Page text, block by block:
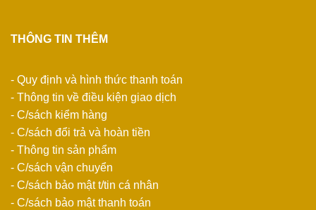
THÔNG TIN THÊM
- Quy định và hình thức thanh toán
- Thông tin về điều kiện giao dịch
- C/sách kiểm hàng
- C/sách đổi trả và hoàn tiền
- Thông tin sản phẩm
- C/sách vận chuyển
- C/sách bảo mật t/tin cá nhân
- C/sách bảo mật thanh toán